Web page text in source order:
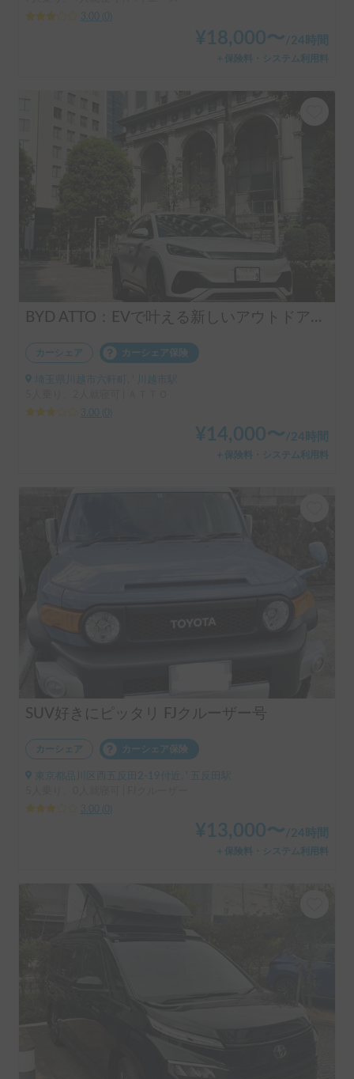
3.00
¥ 18,000〜/24時間
＋保険料・システム利用料
BYD ATTO：EVで叶える新しいアウトドアライフ💡
カーシェア カーシェア保険
3.00
¥ 14,000〜 /24時間
＋保険料・システム利用料
SUV好きにピッタリ FJクルーザー号
カーシェア カーシェア保険
東京都品川区西五反田2-19付近, ' 五反田駅
3.00
¥ 13,000〜 /24時間
＋保険料・システム利用料